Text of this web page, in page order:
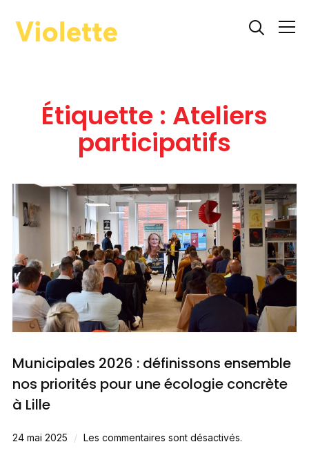
Info
Étiquette : Ateliers
participatifs
Municipales 2026 : définissons ensemble
nos priorités pour une écologie concrète
à Lille
24 mai 2025 Les commentaires sont désactivés.